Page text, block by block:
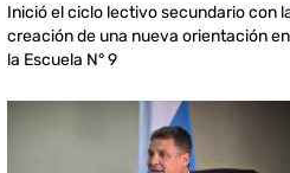
Inició el ciclo lectivo secundario con
creación de una nueva orientación en
la Escuela N° 9